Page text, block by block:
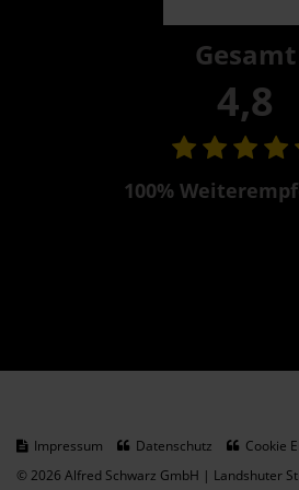
Gesamt
4,8
100%
Impressum Datenschutz
Cookie
© 2026 Alfred Schwarz GmbH | Landshuter